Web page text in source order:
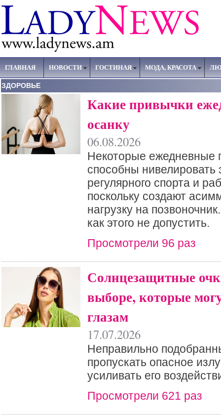
ГЛАВНАЯ НОВОСТИ ГОСТИНАЯ МОДА, КРАСОТА
ЗДОРОВЬЕ
Какие привычки
осанку
06.08.2026
Некоторые ежедневные
способны нивелировать
регулярного спорта и
поскольку создают
нагрузку на
как этого не допустить.
Просмотрели 96 раз
Солнцезащитные
выборе, которые
глазам
17.07.2026
Неправильно
пропускать опасное
усиливать его
Просмотрели 621 раз